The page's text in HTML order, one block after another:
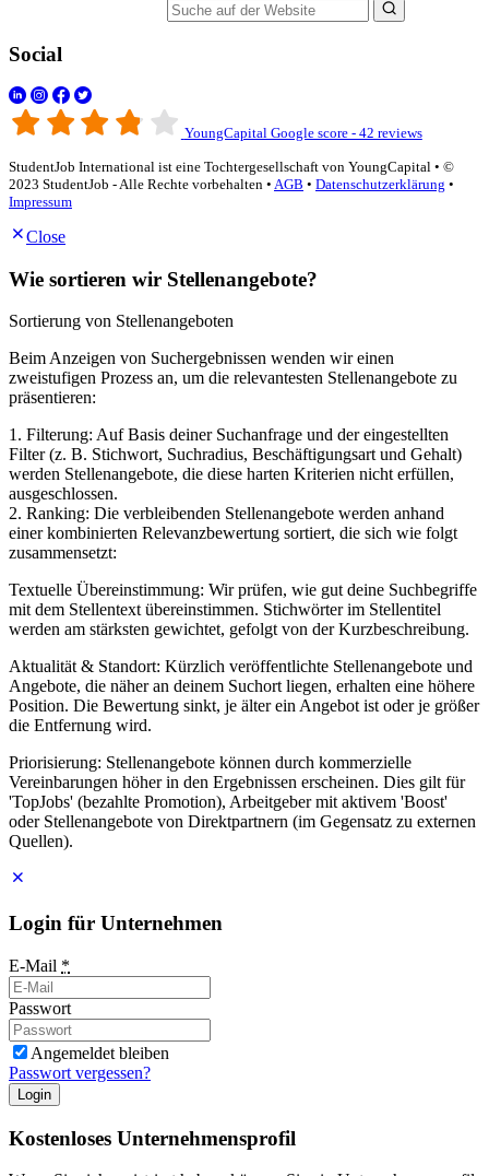
Social
YoungCapital Google score - 42 reviews
StudentJob International ist eine Tochtergesellschaft von YoungCapital • ©
2023 StudentJob - Alle Rechte vorbehalten • AGB • Datenschutzerklärung •
Impressum
Close
Wie sortieren wir Stellenangebote?
Sortierung von Stellenangeboten
Beim Anzeigen von Suchergebnissen wenden wir einen
zweistufigen Prozess an, um die relevantesten Stellenangebote zu
präsentieren:
1. Filterung: Auf Basis deiner Suchanfrage und der eingestellten
Filter (z. B. Stichwort, Suchradius, Beschäftigungsart und Gehalt)
werden Stellenangebote, die diese harten Kriterien nicht erfüllen,
ausgeschlossen.
2. Ranking: Die verbleibenden Stellenangebote werden anhand
einer kombinierten Relevanzbewertung sortiert, die sich wie folgt
zusammensetzt:
Textuelle Übereinstimmung: Wir prüfen, wie gut deine Suchbegriffe
mit dem Stellentext übereinstimmen. Stichwörter im Stellentitel
werden am stärksten gewichtet, gefolgt von der Kurzbeschreibung.
Aktualität & Standort: Kürzlich veröffentlichte Stellenangebote und
Angebote, die näher an deinem Suchort liegen, erhalten eine höhere
Position. Die Bewertung sinkt, je älter ein Angebot ist oder je größer
die Entfernung wird.
Priorisierung: Stellenangebote können durch kommerzielle
Vereinbarungen höher in den Ergebnissen erscheinen. Dies gilt für
'TopJobs' (bezahlte Promotion), Arbeitgeber mit aktivem 'Boost'
oder Stellenangebote von Direktpartnern (im Gegensatz zu externen
Quellen).
Login für Unternehmen
E-Mail *
Passwort
Angemeldet bleiben
Passwort vergessen?
Login
Kostenloses Unternehmensprofil